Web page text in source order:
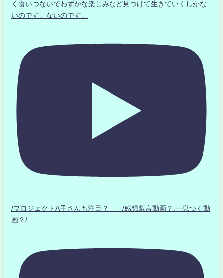
く食いつないでわずかな楽しみなど見つけて生きていくしかな
いのです。ないのです。
/プロジェクトA子さんも注目？ /感想戯言動画？.一息つく動
画？/